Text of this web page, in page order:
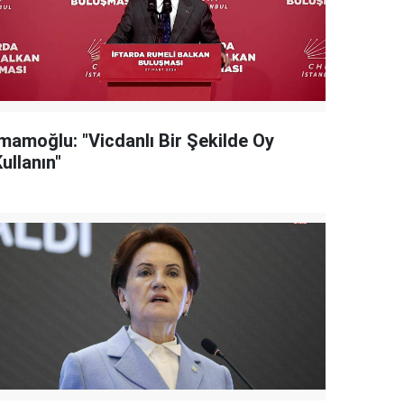
"Vicdanlı Bir Şekilde Oy